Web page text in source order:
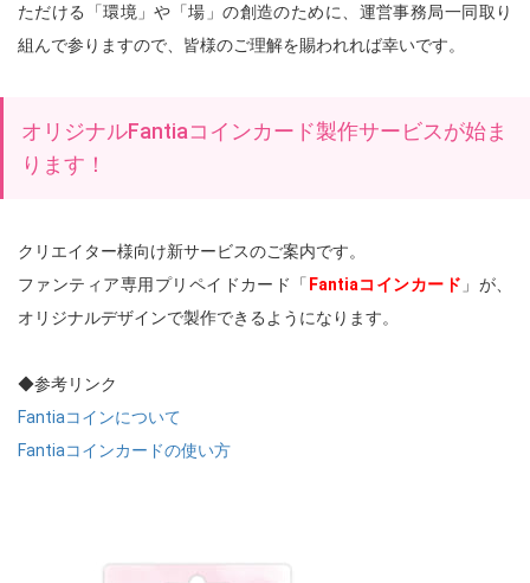
ただける「環境」や「場」の創造のために、運営事務局一同取り
組んで参りますので、皆様のご理解を賜われれば幸いです。
オリジナルFantiaコインカード製作サービスが始ま
ります！
クリエイター様向け新サービスのご案内です。
ファンティア専用プリペイドカード「 Fantiaコインカード 」が、
オリジナルデザインで製作できるようになります。
◆参考リンク
Fantiaコインについて
Fantiaコインカードの使い方